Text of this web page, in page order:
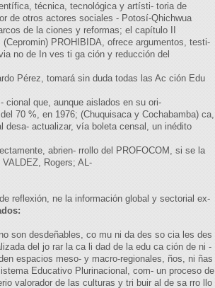
técnica, tecnológica y artísti- toria de
de otros actores sociales - Potosí-Qhichwua
de la ciones y reformas; el capítulo II
PROHIBIDA, ofrece argumentos, testi-
no de In ves ti ga ción y reducción del
Pérez, tomará sin duda todas las Ac ción Edu
que, aunque aislados en su ori-
70 %, en 1976; (Chuquisaca y Cochabamba) ca,
desa- actualizar, vía boleta censal, un inédito
abrien- rrollo del PROFOCOM, si se la
VALDEZ, Rogers; AL-
reflexión, ne la información global y sectorial ex-
son desdeñables, co mu ni da des so cia les des
del jo rar la ca li dad de la edu ca ción de ni -
espacios meso- y macro-regionales, ños, ni ñas
Educativo Plurinacional, com- un proceso de
valorador de las culturas y tri buir al de sa rro llo